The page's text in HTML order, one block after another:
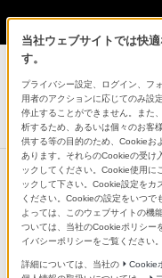
デジタルカメラ
デジタルカメラ
VLOGCAM ZV-1 II
動画も写真も
る機能搭載
当社ウェブサイトでは快
す。
プライバシー設定、ログイン、フ
用者のアクションに応じてのみ設
停止することができません。また
析するため、あるいは個々のお客
供する等の目的のため、Cookieお
あります。それらのCookieの受け
ックしてください。Cookie使用に
ックして下さい。Cookie設定をカ
ください。Cookieの設定をいつで
よっては、このウェブサイトの機
ついては、当社のCookieポリシー
イバシーポリシーをご覧ください。
詳細については、当社の Cookie